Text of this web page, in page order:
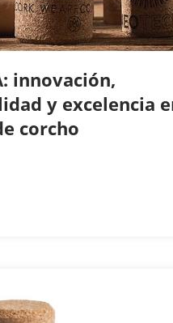
innovación,
y excelencia
corcho